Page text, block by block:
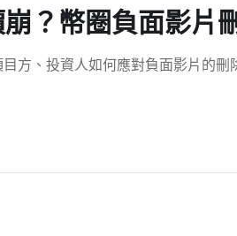
？幣圈負面影片
方、投資人如何應對負面影片的刪